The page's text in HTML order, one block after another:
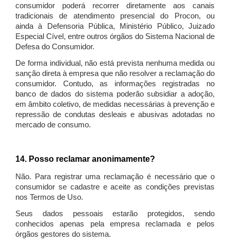
consumidor poderá recorrer diretamente aos canais
tradicionais de atendimento presencial do Procon, ou
ainda à Defensoria Pública, Ministério Público, Juizado
Especial Cível, entre outros órgãos do Sistema Nacional de
Defesa do Consumidor.
De forma individual, não está prevista nenhuma medida ou
sanção direta à empresa que não resolver a reclamação do
consumidor. Contudo, as informações registradas no
banco de dados do sistema poderão subsidiar a adoção,
em âmbito coletivo, de medidas necessárias à prevenção e
repressão de condutas desleais e abusivas adotadas no
mercado de consumo.
14. Posso reclamar anonimamente?
Não. Para registrar uma reclamação é necessário que o
consumidor se cadastre e aceite as condições previstas
nos Termos de Uso.
Seus dados pessoais estarão protegidos, sendo
conhecidos apenas pela empresa reclamada e pelos
órgãos gestores do sistema.